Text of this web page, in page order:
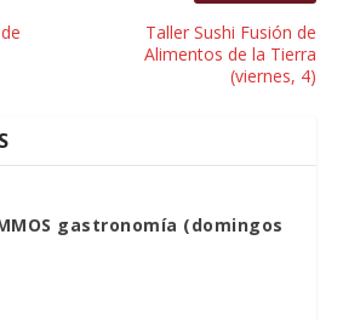
Taller Sushi Fusión de
Alimentos de la Tierra
(viernes, 4)
gastronomía (domingos